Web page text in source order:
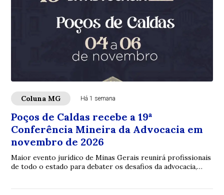
Coluna MG Há 1 semana
Poços de Caldas recebe a 19ª
Conferência Mineira da Advocacia em
novembro de 2026
Maior evento jurídico de Minas Gerais reunirá profissionais
de todo o estado para debater os desafios da advocacia,